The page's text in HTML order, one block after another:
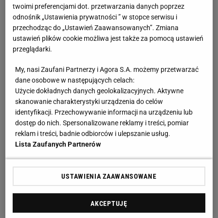
twoimi preferencjami dot. przetwarzania danych poprzez
odnośnik „Ustawienia prywatności ” w stopce serwisu i
przechodząc do „Ustawień Zaawansowanych”. Zmiana
ustawień plików cookie możliwa jest także za pomocą ustawień
przeglądarki.
My, nasi Zaufani Partnerzy i Agora S.A. możemy przetwarzać
dane osobowe w następujących celach:
Użycie dokładnych danych geolokalizacyjnych. Aktywne
skanowanie charakterystyki urządzenia do celów
identyfikacji. Przechowywanie informacji na urządzeniu lub
dostęp do nich. Spersonalizowane reklamy i treści, pomiar
reklam i treści, badnie odbiorców i ulepszanie usług.
Lista Zaufanych Partnerów
USTAWIENIA ZAAWANSOWANE
AKCEPTUJĘ